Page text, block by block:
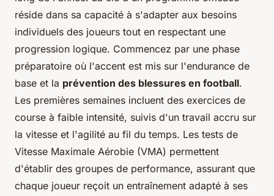
réside dans sa capacité à s'adapter aux besoins
individuels des joueurs tout en respectant une
progression logique. Commencez par une phase
préparatoire où l'accent est mis sur l'endurance de
base et la prévention des blessures en football.
Les premières semaines incluent des exercices de
course à faible intensité, suivis d'un travail accru sur
la vitesse et l'agilité au fil du temps. Les tests de
Vitesse Maximale Aérobie (VMA) permettent
d'établir des groupes de performance, assurant que
chaque joueur reçoit un entraînement adapté à ses